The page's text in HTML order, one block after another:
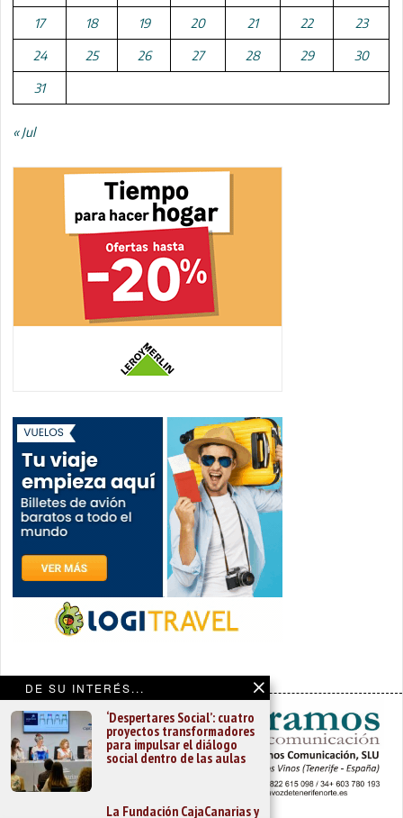
DE SU INTERÉS...
‘Despertares Social’: cuatro
proyectos transformadores
para impulsar el diálogo
social dentro de las aulas
La Fundación CajaCanarias y
17 18 19 20 21 22 23
24 25 26 27 28 29 30
31
« Jul